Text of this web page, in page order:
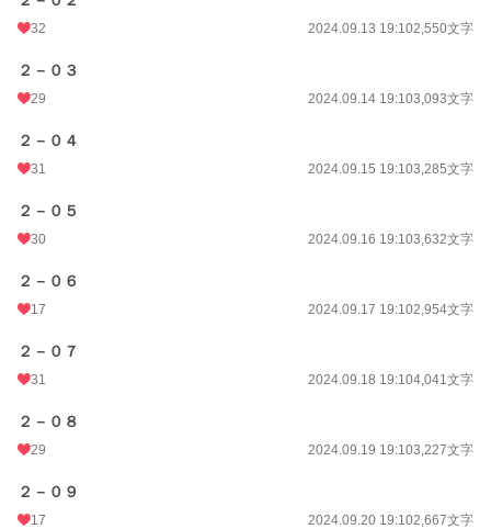
32 2024.09.13 19:102,550文字
２－０３
29 2024.09.14 19:103,093文字
２－０４
31 2024.09.15 19:103,285文字
２－０５
30 2024.09.16 19:103,632文字
２－０６
17 2024.09.17 19:102,954文字
２－０７
31 2024.09.18 19:104,041文字
２－０８
29 2024.09.19 19:103,227文字
２－０９
17 2024.09.20 19:102,667文字